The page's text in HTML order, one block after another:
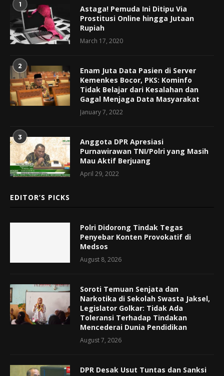
1
Astaga! Pemuda Ini Ditipu Via
Prostitusi Online hingga Jutaan
Rupiah
March 17, 2020
2
Enam Juta Data Pasien di Server
Kemenkes Bocor, PKS: Kominfo
Tidak Belajar dari Kesalahan dan
Gagal Menjaga Data Masyarakat
January 7, 2022
3
Anggota DPR Apresiasi
Purnawirawan TNI/Polri yang Masih
Mau Aktif Berjuang
April 29, 2022
EDITOR’S PICKS
Polri Didorong Tindak Tegas
Penyebar Konten Provokatif di
Medsos
August 8, 2026
Soroti Temuan Senjata dan
Narkotika di Sekolah Swasta Jaksel,
Legislator Golkar: Tidak Ada
Toleransi Terhadap Tindakan
Mencederai Dunia Pendidikan
August 7, 2026
DPR Desak Usut Tuntas dan Sanksi